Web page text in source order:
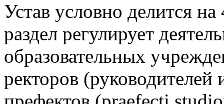
Устав условно делится
раздел регулирует
образовательных
ректоров